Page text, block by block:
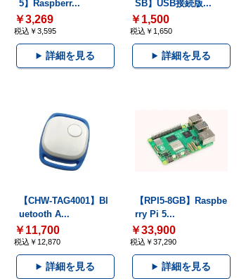
5】Raspberr...
￥3,269
税込￥3,595
詳細を見る
SB】USB接続版...
￥1,500
税込￥1,650
詳細を見る
【CHW-TAG4001】Bl
uetooth A...
￥11,700
税込￥12,870
詳細を見る
【RPI5-8GB】Raspbe
rry Pi 5...
￥33,900
税込￥37,290
詳細を見る